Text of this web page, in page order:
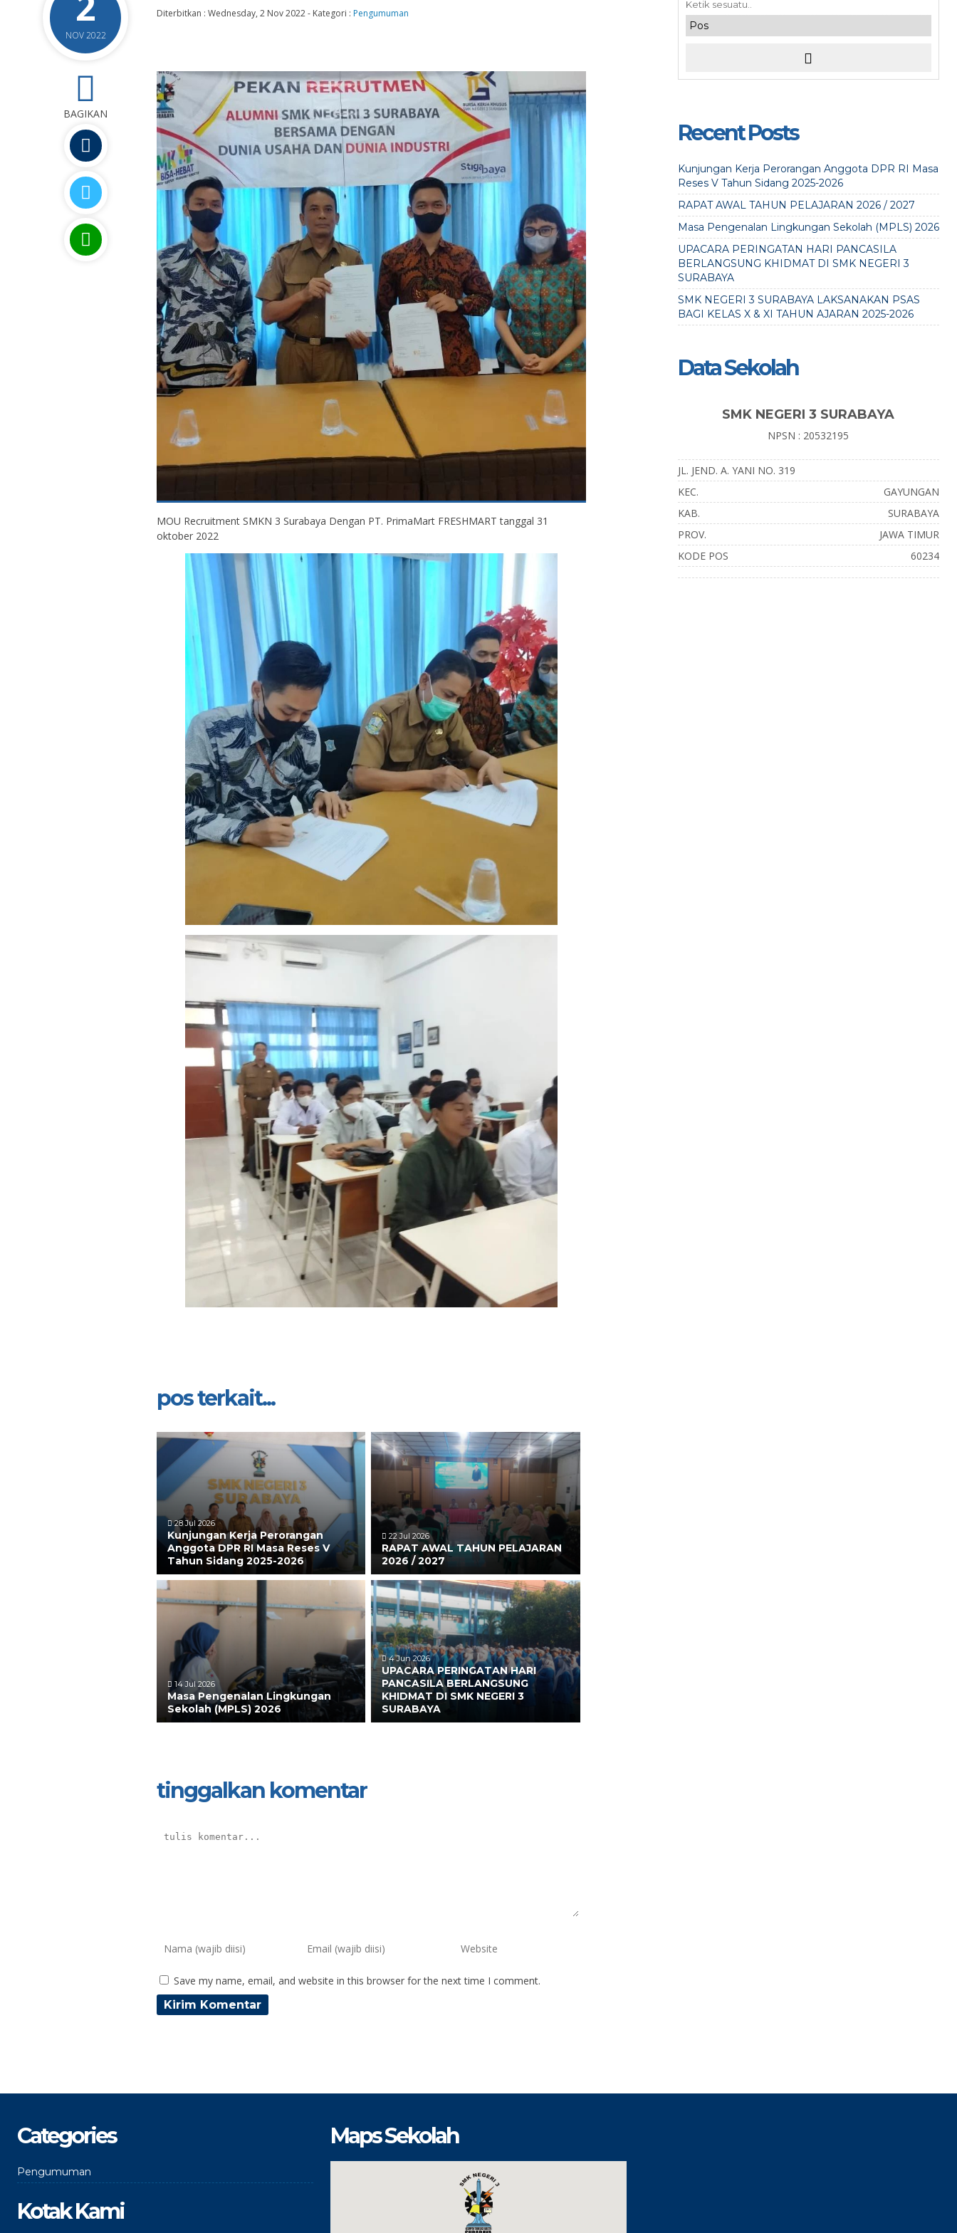
NOV 2022
Diterbitkan : Wednesday, 2 Nov 2022- Kategori : Pengumuman
BAGIKAN
MOU Recruitment SMKN 3 Surabaya Dengan PT. PrimaMart FRESHMART tanggal 31
oktober 2022
pos terkait...
28 Jul 2026
Kunjungan Kerja Perorangan
Anggota DPR RI Masa Reses V
Tahun Sidang 2025-2026
22 Jul 2026
RAPAT AWAL TAHUN PELAJARAN
2026 / 2027
14 Jul 2026
Masa Pengenalan Lingkungan
Sekolah (MPLS) 2026
4 Jun 2026
UPACARA PERINGATAN HARI
PANCASILA BERLANGSUNG
KHIDMAT DI SMK NEGERI 3
SURABAYA
tinggalkan komentar
Save my name, email, and website in this browser for the next time I comment.
Recent Posts
Kunjungan Kerja Perorangan Anggota DPR RI Masa
Reses V Tahun Sidang 2025-2026
RAPAT AWAL TAHUN PELAJARAN 2026 / 2027
Masa Pengenalan Lingkungan Sekolah (MPLS) 2026
UPACARA PERINGATAN HARI PANCASILA
BERLANGSUNG KHIDMAT DI SMK NEGERI 3
SURABAYA
SMK NEGERI 3 SURABAYA LAKSANAKAN PSAS
BAGI KELAS X & XI TAHUN AJARAN 2025-2026
Data Sekolah
SMK NEGERI 3 SURABAYA
NPSN : 20532195
JL. JEND. A. YANI NO. 319
KEC.
GAYUNGAN
KAB.
SURABAYA
PROV.
JAWA TIMUR
KODE POS
60234
Categories
Pengumuman
Kotak Kami
Maps Sekolah